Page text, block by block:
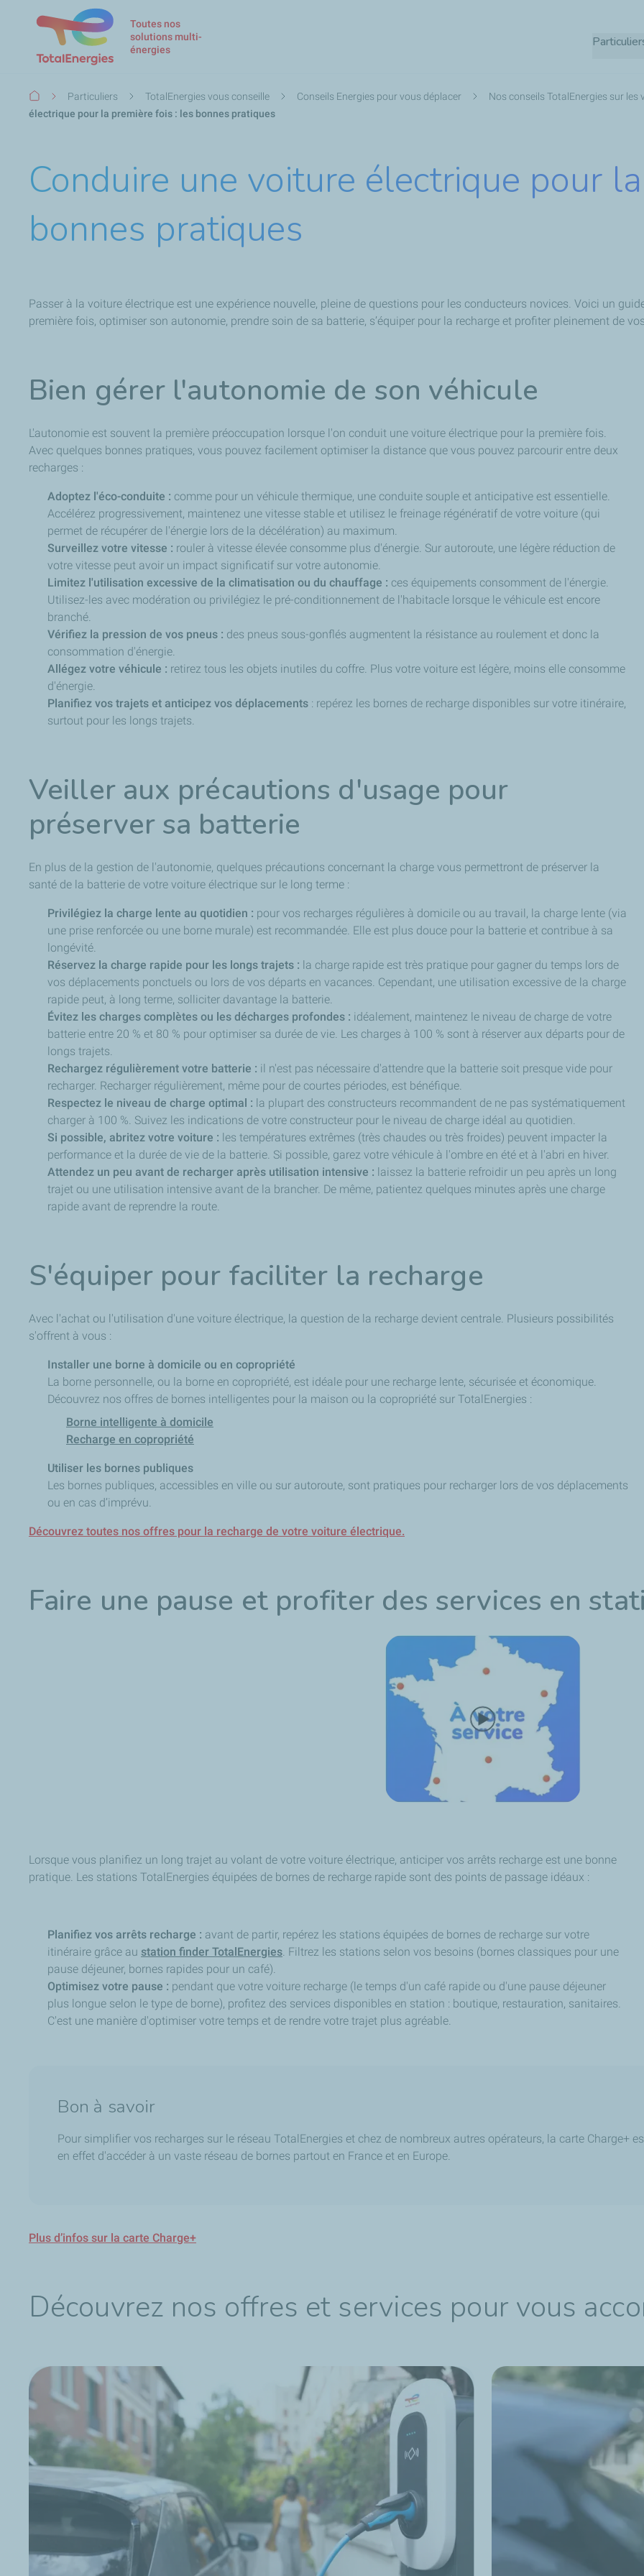
Toutes nos
solutions multi-
énergies
Fil
d'Ariane
Particuliers TotalEnergies vous conseille Conseils Energies pour vous déplacer
Nos conseils TotalEnergies sur
électrique pour la première fois : les bonnes pratiques
Conduire une voiture électrique pour
bonnes pratiques
Passer à la voiture électrique est une expérience nouvelle, pleine de questions pour les conducteurs novices. Voici un
première fois, optimiser son autonomie, prendre soin de sa batterie, s’équiper pour la recharge et profiter pleinement de
Bien gérer l'autonomie de son véhicule
L'autonomie est souvent la première préoccupation lorsque l'on conduit une voiture électrique pour la première fois.
Avec quelques bonnes pratiques, vous pouvez facilement optimiser la distance que vous pouvez parcourir entre deux
recharges :
Adoptez l'éco-conduite : comme pour un véhicule thermique, une conduite souple et anticipative est essentielle.
Accélérez progressivement, maintenez une vitesse stable et utilisez le freinage régénératif de votre voiture (qui
permet de récupérer de l'énergie lors de la décélération) au maximum.
Surveillez votre vitesse : rouler à vitesse élevée consomme plus d'énergie. Sur autoroute, une légère réduction de
votre vitesse peut avoir un impact significatif sur votre autonomie.
Limitez l'utilisation excessive de la climatisation ou du chauffage : ces équipements consomment de l'énergie.
Utilisez-les avec modération ou privilégiez le pré-conditionnement de l'habitacle lorsque le véhicule est encore
branché.
Vérifiez la pression de vos pneus : des pneus sous-gonflés augmentent la résistance au roulement et donc la
consommation d'énergie.
Allégez votre véhicule : retirez tous les objets inutiles du coffre. Plus votre voiture est légère, moins elle consomme
d'énergie.
Planifiez vos trajets et anticipez vos déplacements : repérez les bornes de recharge disponibles sur votre itinéraire,
surtout pour les longs trajets.
Veiller aux précautions d'usage pour
préserver sa batterie
En plus de la gestion de l'autonomie, quelques précautions concernant la charge vous permettront de préserver la
santé de la batterie de votre voiture électrique sur le long terme :
Privilégiez la charge lente au quotidien : pour vos recharges régulières à domicile ou au travail, la charge lente (via
une prise renforcée ou une borne murale) est recommandée. Elle est plus douce pour la batterie et contribue à sa
longévité.
Réservez la charge rapide pour les longs trajets : la charge rapide est très pratique pour gagner du temps lors de
vos déplacements ponctuels ou lors de vos départs en vacances. Cependant, une utilisation excessive de la charge
rapide peut, à long terme, solliciter davantage la batterie.
Évitez les charges complètes ou les décharges profondes : idéalement, maintenez le niveau de charge de votre
batterie entre 20 % et 80 % pour optimiser sa durée de vie. Les charges à 100 % sont à réserver aux départs pour de
longs trajets.
Rechargez régulièrement votre batterie : il n'est pas nécessaire d'attendre que la batterie soit presque vide pour
recharger. Recharger régulièrement, même pour de courtes périodes, est bénéfique.
Respectez le niveau de charge optimal : la plupart des constructeurs recommandent de ne pas systématiquement
charger à 100 %. Suivez les indications de votre constructeur pour le niveau de charge idéal au quotidien.
Si possible, abritez votre voiture : les températures extrêmes (très chaudes ou très froides) peuvent impacter la
performance et la durée de vie de la batterie. Si possible, garez votre véhicule à l'ombre en été et à l'abri en hiver.
Attendez un peu avant de recharger après utilisation intensive : laissez la batterie refroidir un peu après un long
trajet ou une utilisation intensive avant de la brancher. De même, patientez quelques minutes après une charge
rapide avant de reprendre la route.
S'équiper pour faciliter la recharge
Avec l'achat ou l'utilisation d'une voiture électrique, la question de la recharge devient centrale. Plusieurs possibilités
s'offrent à vous :
Installer une borne à domicile ou en copropriété
La borne personnelle, ou la borne en copropriété, est idéale pour une recharge lente, sécurisée et économique.
Découvrez nos offres de bornes intelligentes pour la maison ou la copropriété sur TotalEnergies :
Borne intelligente à domicile
Recharge en copropriété
Utiliser les bornes publiques
Les bornes publiques, accessibles en ville ou sur autoroute, sont pratiques pour recharger lors de vos déplacements
ou en cas d’imprévu.
Découvrez toutes nos offres pour la recharge de votre voiture électrique.
Faire une pause et profiter des services en
Lorsque vous planifiez un long trajet au volant de votre voiture électrique, anticiper vos arrêts recharge est une bonne
pratique. Les stations TotalEnergies équipées de bornes de recharge rapide sont des points de passage idéaux :
Planifiez vos arrêts recharge : avant de partir, repérez les stations équipées de bornes de recharge sur votre
itinéraire grâce au station finder TotalEnergies. Filtrez les stations selon vos besoins (bornes classiques pour une
pause déjeuner, bornes rapides pour un café).
Optimisez votre pause : pendant que votre voiture recharge (le temps d'un café rapide ou d'une pause déjeuner
plus longue selon le type de borne), profitez des services disponibles en station : boutique, restauration, sanitaires.
C'est une manière d'optimiser votre temps et de rendre votre trajet plus agréable.
Bon à savoir
Pour simplifier vos recharges sur le réseau TotalEnergies et chez de nombreux autres opérateurs, la carte Charge+
en effet d'accéder à un vaste réseau de bornes partout en France et en Europe.
Plus d’infos sur la carte Charge+
Découvrez nos offres et services pour vous